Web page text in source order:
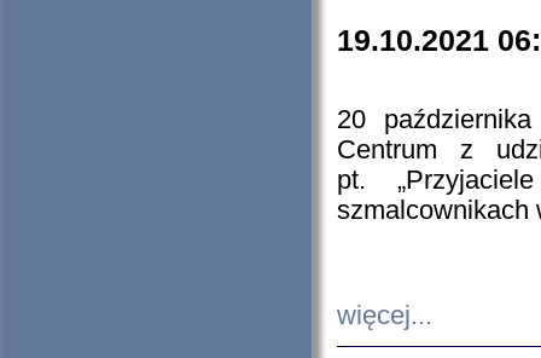
19.10.2021
20
Centrum z
pt.
szmalcownikach
więcej...